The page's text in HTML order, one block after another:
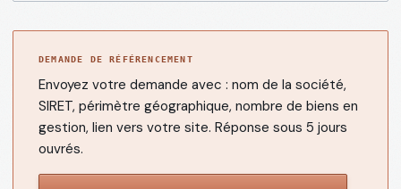
DEMANDE DE RÉFÉRENCEMENT
Envoyez votre demande avec : nom de la société,
SIRET, périmètre géographique, nombre de biens en
gestion, lien vers votre site. Réponse sous 5 jours
ouvrés.